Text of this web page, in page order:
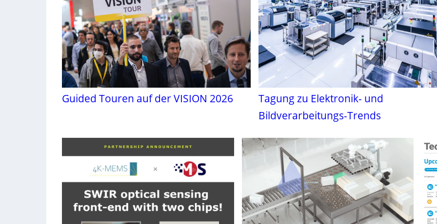
Guided Touren auf der VISION 2026
Tagung zu Elektronik- und
Bildverarbeitungs-Trends